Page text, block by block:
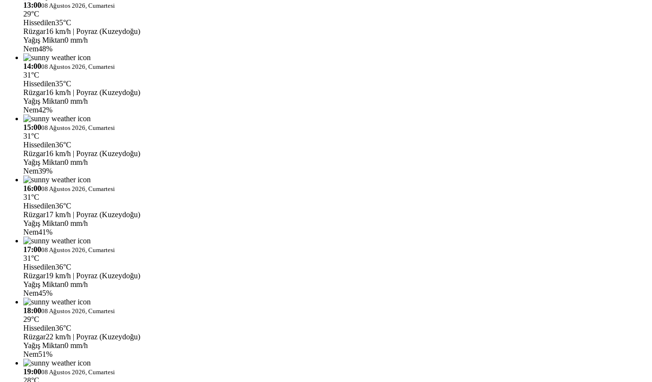
13:0008 Ağustos 2026, Cumartesi
29°C
Hissedilen35°C
Rüzgar16 km/h | Poyraz (Kuzeydoğu)
Yağış Miktarı0 mm/h
Nem48%
14:0008 Ağustos 2026, Cumartesi
31°C
Hissedilen35°C
Rüzgar16 km/h | Poyraz (Kuzeydoğu)
Yağış Miktarı0 mm/h
Nem42%
15:0008 Ağustos 2026, Cumartesi
31°C
Hissedilen36°C
Rüzgar16 km/h | Poyraz (Kuzeydoğu)
Yağış Miktarı0 mm/h
Nem39%
16:0008 Ağustos 2026, Cumartesi
31°C
Hissedilen36°C
Rüzgar17 km/h | Poyraz (Kuzeydoğu)
Yağış Miktarı0 mm/h
Nem41%
17:0008 Ağustos 2026, Cumartesi
31°C
Hissedilen36°C
Rüzgar19 km/h | Poyraz (Kuzeydoğu)
Yağış Miktarı0 mm/h
Nem45%
18:0008 Ağustos 2026, Cumartesi
29°C
Hissedilen36°C
Rüzgar22 km/h | Poyraz (Kuzeydoğu)
Yağış Miktarı0 mm/h
Nem51%
19:0008 Ağustos 2026, Cumartesi
28°C